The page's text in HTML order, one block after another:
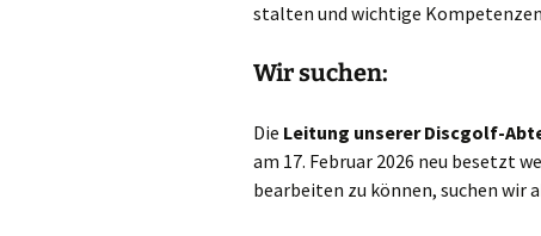
stal­ten und wich­ti­ge
Wir suchen:
Die Lei­tung unse­rer Disc­golf-
am 17. Febru­ar 2026 neu besetzt
bear­bei­ten zu kön­nen, suchen wir